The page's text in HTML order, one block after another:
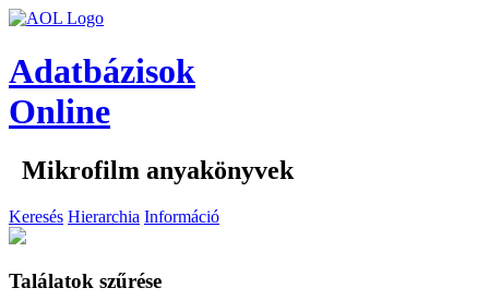
Adatbázisok
Online
Mikrofilm anyakönyvek
Keresés Hierarchia Információ
Találatok szűrése